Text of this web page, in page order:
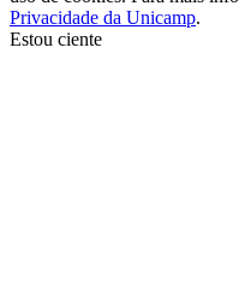
Privacidade da Unicamp.
Estou ciente